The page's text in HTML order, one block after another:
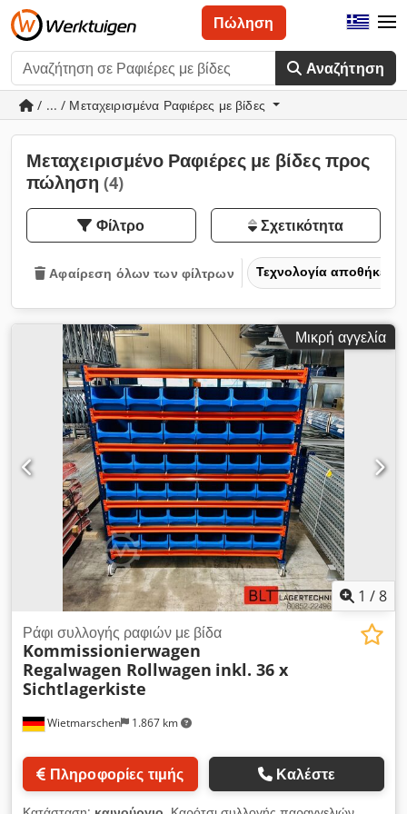
Αναζήτηση
Πώληση
/ ... / Μεταχειρισμένα Ραφιέρες με βίδες
Μεταχειρισμένο Ραφιέρες με βίδες προς
πώληση (4)
Φίλτρο Σχετικότητα
Αφαίρεση όλων των φίλτρων Τεχνολογία
Μικρή αγγελία
1 /8
Wietmarschen 1.867 km
Ράφι συλλογής ραφιών με βίδα
Kommissionierwagen
Regalwagen Rollwagen inkl. 36 x
Sichtlagerkiste
Πληροφορίες τιμής Καλέστε